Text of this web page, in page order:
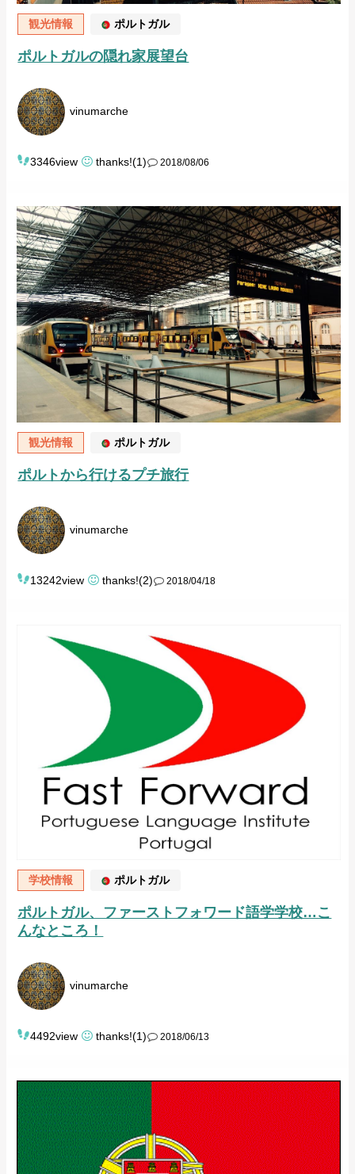
観光情報 ポルトガル
ポルトガルの隠れ家展望台
vinumarche
3346view thanks!(1) 2018/08/06
観光情報 ポルトガル
ポルトから行けるプチ旅行
vinumarche
13242view thanks!(2) 2018/04/18
学校情報 ポルトガル
ポルトガル、ファーストフォワード語学学校…こ
んなところ！
vinumarche
4492view thanks!(1) 2018/06/13